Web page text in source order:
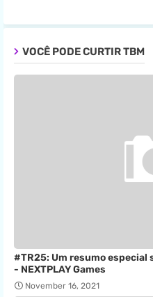
VOCÊ PODE CURTIR TBM
#TR25: Um resumo especial
- NEXTPLAY Games
November 16, 2021